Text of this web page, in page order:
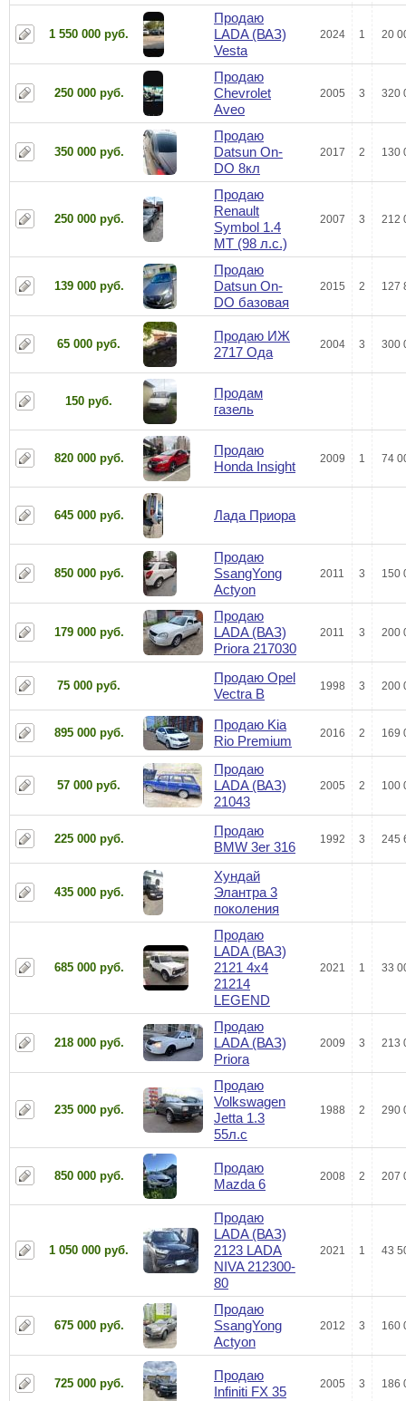
1 550 000 руб.
Продаю
LADA (ВАЗ)
Vesta
2024 1 20
250 000 руб.
Продаю
Chevrolet
Aveo
2005 3 320
350 000 руб.
Продаю
Datsun On-
DO 8кл
2017 2 130
250 000 руб.
Продаю
Renault
Symbol 1.4
МТ (98 л.с.)
2007 3 212
139 000 руб.
Продаю
Datsun On-
DO базовая
2015 2 127
65 000 руб.
Продаю ИЖ
2717 Ода
2004 3 300
150 руб.
Продам
газель
820 000 руб.
Продаю
Honda Insight
2009 1 74
645 000 руб. Лада Приора
850 000 руб.
Продаю
SsangYong
Actyon
2011 3 150
179 000 руб.
Продаю
LADA (ВАЗ)
Priora 217030
2011 3 200
75 000 руб.
Продаю Opel
Vectra B
1998 3 200
895 000 руб.
Продаю Kia
Rio Premium
2016 2 169
57 000 руб.
Продаю
LADA (ВАЗ)
21043
2005 2 100
225 000 руб.
Продаю
BMW 3er 316
1992 3 245
435 000 руб.
Хундай
Элантра 3
поколения
685 000 руб.
Продаю
LADA (ВАЗ)
2121 4x4
21214
LEGEND
2021 1 33
218 000 руб.
Продаю
LADA (ВАЗ)
Priora
2009 3 213
235 000 руб.
Продаю
Volkswagen
Jetta 1.3
55л.с
1988 2 290
850 000 руб.
Продаю
Mazda 6
2008 2 207
1 050 000 руб.
Продаю
LADA (ВАЗ)
2123 LADA
NIVA 212300-
80
2021 1 43
675 000 руб.
Продаю
SsangYong
Actyon
2012 3 160
725 000 руб.
Продаю
Infiniti FX 35
2005 3 186